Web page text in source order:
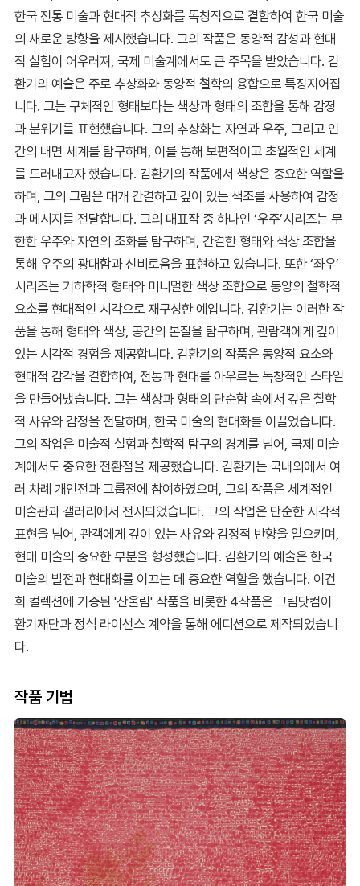
한국 전통 미술과 현대적 추상화를 독창적으로 결합하여 한국 미술
의 새로운 방향을 제시했습니다. 그의 작품은 동양적 감성과 현대
적 실험이 어우러져, 국제 미술계에서도 큰 주목을 받았습니다. 김
환기의 예술은 주로 추상화와 동양적 철학의 융합으로 특징지어집
니다. 그는 구체적인 형태보다는 색상과 형태의 조합을 통해 감정
과 분위기를 표현했습니다. 그의 추상화는 자연과 우주, 그리고 인
간의 내면 세계를 탐구하며, 이를 통해 보편적이고 초월적인 세계
를 드러내고자 했습니다. 김환기의 작품에서 색상은 중요한 역할을
하며, 그의 그림은 대개 간결하고 깊이 있는 색조를 사용하여 감정
과 메시지를 전달합니다. 그의 대표작 중 하나인 ‘우주’시리즈는 무
한한 우주와 자연의 조화를 탐구하며, 간결한 형태와 색상 조합을
통해 우주의 광대함과 신비로움을 표현하고 있습니다. 또한 ‘좌우’
시리즈는 기하학적 형태와 미니멀한 색상 조합으로 동양의 철학적
요소를 현대적인 시각으로 재구성한 예입니다. 김환기는 이러한 작
품을 통해 형태와 색상, 공간의 본질을 탐구하며, 관람객에게 깊이
있는 시각적 경험을 제공합니다. 김환기의 작품은 동양적 요소와
현대적 감각을 결합하여, 전통과 현대를 아우르는 독창적인 스타일
을 만들어냈습니다. 그는 색상과 형태의 단순함 속에서 깊은 철학
적 사유와 감정을 전달하며, 한국 미술의 현대화를 이끌었습니다.
그의 작업은 미술적 실험과 철학적 탐구의 경계를 넘어, 국제 미술
계에서도 중요한 전환점을 제공했습니다. 김환기는 국내외에서 여
러 차례 개인전과 그룹전에 참여하였으며, 그의 작품은 세계적인
미술관과 갤러리에서 전시되었습니다. 그의 작업은 단순한 시각적
표현을 넘어, 관객에게 깊이 있는 사유와 감정적 반향을 일으키며,
현대 미술의 중요한 부분을 형성했습니다. 김환기의 예술은 한국
미술의 발전과 현대화를 이끄는 데 중요한 역할을 했습니다. 이건
희 컬렉션에 기증된 '산울림' 작품을 비롯한 4작품은 그림닷컴이
환기재단과 정식 라이선스 계약을 통해 에디션으로 제작되었습니
다.
작품 기법